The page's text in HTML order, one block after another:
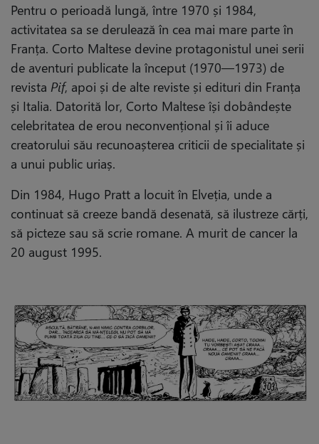
Pentru o perioadă lungă, între 1970 și 1984,
activitatea sa se derulează în cea mai mare parte în
Franța. Corto Maltese devine protagonistul unei serii
de aventuri publicate la început (1970—1973) de
revista Pif, apoi și de alte reviste și edituri din Franța
și Italia. Datorită lor, Corto Maltese își dobândește
celebritatea de erou neconvențional și îi aduce
creatorului său recunoașterea criticii de specialitate și
a unui public uriaș.
Din 1984, Hugo Pratt a locuit în Elveția, unde a
continuat să creeze bandă desenată, să ilustreze cărți,
să picteze sau să scrie romane. A murit de cancer la
20 august 1995.